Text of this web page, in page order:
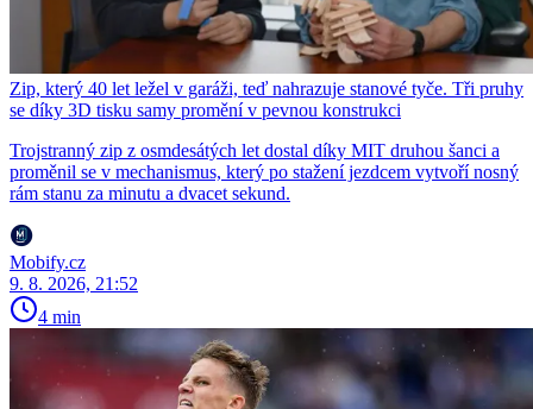
Zip, který 40 let ležel v garáži, teď nahrazuje stanové tyče. Tři pruhy
se díky 3D tisku samy promění v pevnou konstrukci
Trojstranný zip z osmdesátých let dostal díky MIT druhou šanci a
proměnil se v mechanismus, který po stažení jezdcem vytvoří nosný
rám stanu za minutu a dvacet sekund.
Mobify.cz
9. 8. 2026, 21:52
4 min